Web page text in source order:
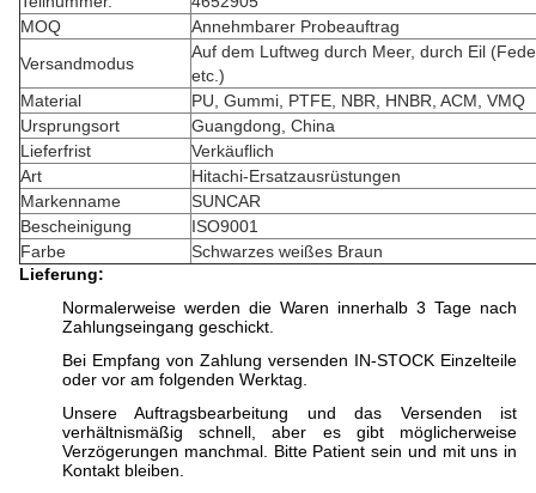
MOQ
Annehmbarer Probeauftrag
Versandmodus
Auf dem Luftweg durch Meer, durch Eil
etc.)
Material
PU, Gummi, PTFE, NBR, HNBR, ACM, VMQ
Ursprungsort
Guangdong, China
Lieferfrist
Verkäuflich
Art
Hitachi-Ersatzausrüstungen
Markenname
SUNCAR
Bescheinigung
ISO9001
Farbe
Schwarzes weißes Braun
Lieferung:
Normalerweise werden die Waren innerhalb 3 Tage nach
Zahlungseingang geschickt.
Bei Empfang von Zahlung versenden IN-STOCK Einzelteile
oder vor am folgenden Werktag.
Unsere Auftragsbearbeitung und das Versenden ist
verhältnismäßig schnell, aber es gibt möglicherweise
Verzögerungen manchmal. Bitte Patient sein und mit uns in
Kontakt bleiben.